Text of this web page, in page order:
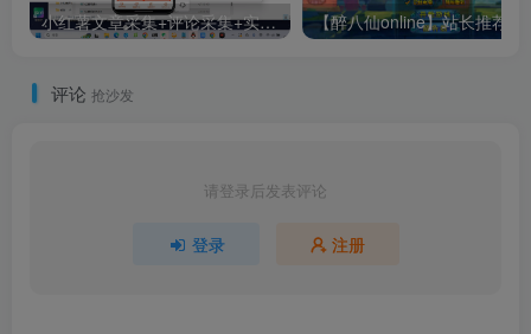
小红薯文章采集+评论采集+实时关注
评论 抢沙发
请登录后发表评论
登录 注册